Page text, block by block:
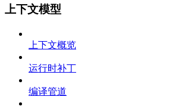
上下文模型
上下文概览
运行时补丁
编译管道